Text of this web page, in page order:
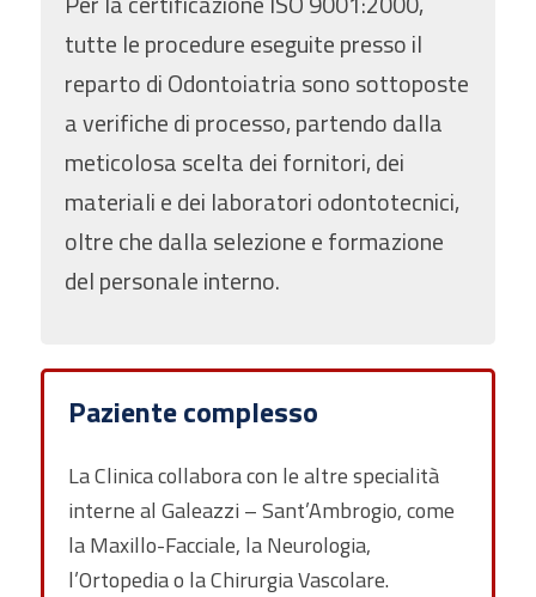
tutte le procedure eseguite presso il
reparto di Odontoiatria sono sottoposte
a verifiche di processo, partendo dalla
meticolosa scelta dei fornitori, dei
materiali e dei laboratori odontotecnici,
oltre che dalla selezione e formazione
del personale interno.
Paziente complesso
La Clinica collabora con le altre specialità
interne al Galeazzi – Sant’Ambrogio, come
la Maxillo-Facciale, la Neurologia,
l’Ortopedia o la Chirurgia Vascolare.